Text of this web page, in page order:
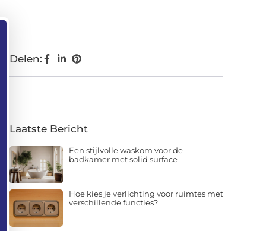
Delen:
Laatste Bericht
Een stijlvolle waskom voor de
badkamer met solid surface
Hoe kies je verlichting voor ruimtes met
verschillende functies?